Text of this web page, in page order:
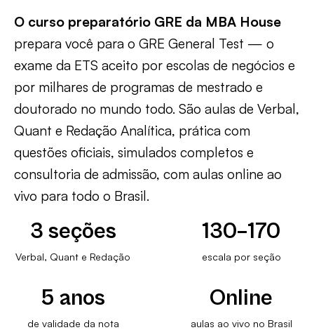
O curso preparatório GRE da MBA House
prepara você para o GRE General Test — o
exame da ETS aceito por escolas de negócios e
por milhares de programas de mestrado e
doutorado no mundo todo. São aulas de Verbal,
Quant e Redação Analítica, prática com
questões oficiais, simulados completos e
consultoria de admissão, com aulas online ao
vivo para todo o Brasil.
3 seções
Verbal, Quant e Redação
130–170
escala por seção
5 anos
de validade da nota
Online
aulas ao vivo no Brasil